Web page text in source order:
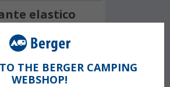
elastico
2 290 ml
THE BERGER CAMPING
WEBSHOP!